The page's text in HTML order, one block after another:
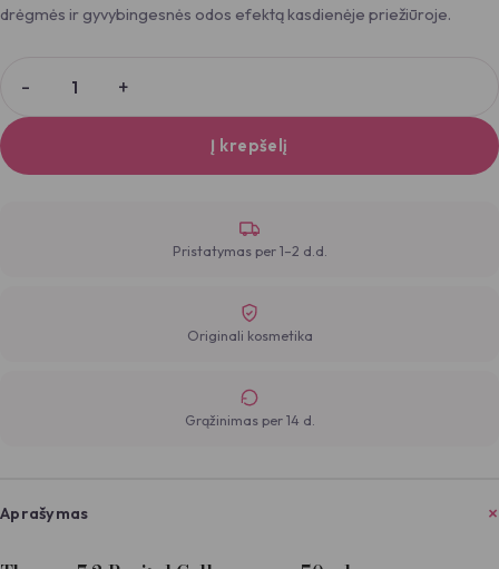
drėgmės ir gyvybingesnės odos efektą kasdienėje priežiūroje.
Į krepšelį
Pristatymas per 1–2 d.d.
Originali kosmetika
Grąžinimas per 14 d.
Aprašymas